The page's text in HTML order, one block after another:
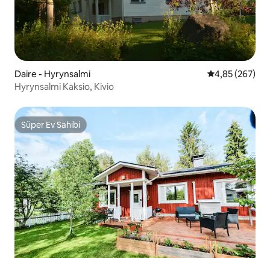
Daire - Hyrynsalmi 5 üzerinden
4,85 (267)
Hyrynsalmi Kaksio, Kivio
Süper Ev Sahibi
Süper Ev Sahibi